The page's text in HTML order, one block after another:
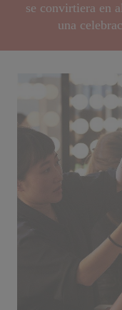
se convirtiera en
una